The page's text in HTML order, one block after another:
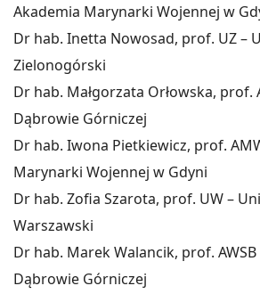
Akademia Marynarki Wojennej w
Dr hab. Inetta Nowosad, prof. UZ –
Zielonogórski
Dr hab. Małgorzata Orłowska, prof.
Dąbrowie Górniczej
Dr hab. Iwona Pietkiewicz, prof.
Marynarki Wojennej w Gdyni
Dr hab. Zofia Szarota, prof. UW –
Warszawski
Dr hab. Marek Walancik, prof. AWSB
Dąbrowie Górniczej